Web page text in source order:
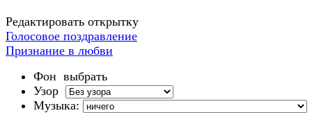
Редактировать открытку
Голосовое поздравление
Признание в любви
Фон выбрать
Узор
Музыка: